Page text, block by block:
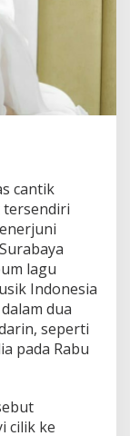
cantik
lagu
Indonesia
dua
seperti
pada Rabu
cilik ke